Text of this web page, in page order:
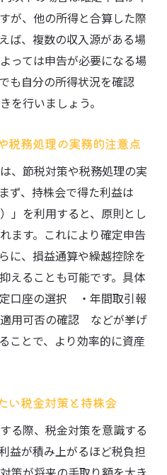
が、他の所得と合算した際
ば、複数の収入源がある場
っては申告が必要になる場
も自分の所得状況を確認
を行いましょう。
税務処理の実務的注意点
、節税対策や税務処理の実
ず、持株会で得た利益は
」を利用すると、原則とし
ます。これにより確定申告
に、損益通算や繰越控除を
えることも可能です。具体
口座の選択 ・年間取引報
用可否の確認 などが挙げ
ことで、より効率的に資産
い税金対策と持株会
る際、税金対策を意識する
益が積み上がるほど税負担